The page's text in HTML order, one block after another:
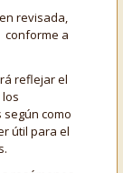
revisada,
conforme a
reflejar el
como
útil para el